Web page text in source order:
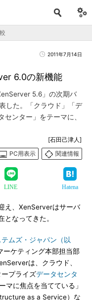
2011年7月14日
6.0の新機能
5.6」の次期バ
した。「クラウド」「デ
ンター」をテーマに、
[石田己津人]
PC用表示
関連情報
LINE Hatena
え、XenServerはサーバ
となってきた。
ムズ・ジャパン（以
ーケティング本部担当部
は、クラウド、
プライズデータセンタ
マに焦点を当てている」
as a Service）な